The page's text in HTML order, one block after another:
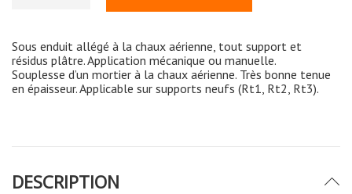
Sous enduit allégé à la chaux aérienne, tout support et
résidus plâtre. Application mécanique ou manuelle.
Souplesse d’un mortier à la chaux aérienne. Très bonne tenue
en épaisseur. Applicable sur supports neufs (Rt1, Rt2, Rt3).
DESCRIPTION